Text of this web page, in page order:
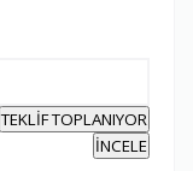
TEKLİF TOPLANIYOR
İNCELE